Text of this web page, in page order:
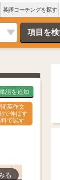
英語コーチングを探す
単語を追加
英作文
で伸ばす
で試す
る